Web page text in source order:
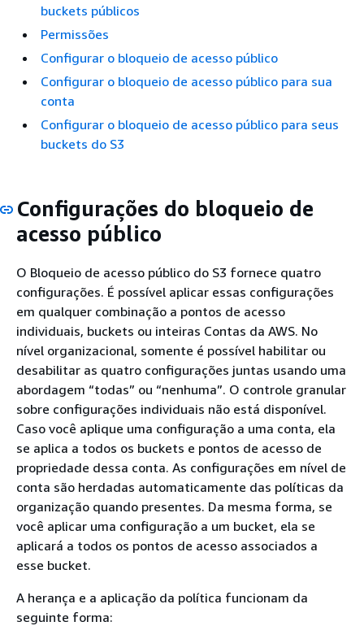
buckets públicos
Permissões
Configurar o bloqueio de acesso público
Configurar o bloqueio de acesso público para sua
conta
Configurar o bloqueio de acesso público para seus
buckets do S3
Configurações do bloqueio de
acesso público
O Bloqueio de acesso público do S3 fornece quatro
configurações. É possível aplicar essas configurações
em qualquer combinação a pontos de acesso
individuais, buckets ou inteiras Contas da AWS. No
nível organizacional, somente é possível habilitar ou
desabilitar as quatro configurações juntas usando uma
abordagem “todas” ou “nenhuma”. O controle granular
sobre configurações individuais não está disponível.
Caso você aplique uma configuração a uma conta, ela
se aplica a todos os buckets e pontos de acesso de
propriedade dessa conta. As configurações em nível de
conta são herdadas automaticamente das políticas da
organização quando presentes. Da mesma forma, se
você aplicar uma configuração a um bucket, ela se
aplicará a todos os pontos de acesso associados a
esse bucket.
A herança e a aplicação da política funcionam da
seguinte forma: